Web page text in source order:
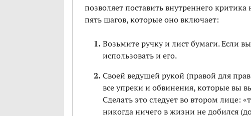
позволяет поставить внутреннего
пять шагов, которые оно включает:
Возьмите ручку и лист бумаги. Если
использовать и его.
Своей ведущей рукой (правой для
все упреки и обвинения, которые вы
Сделать это следует во втором лице:
никогда ничего в жизни не добился